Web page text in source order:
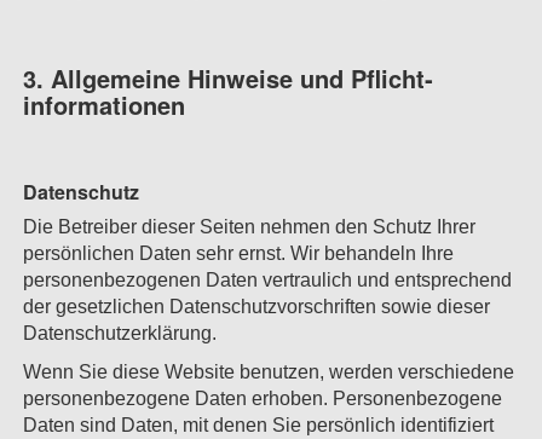
3. Allgemeine Hinweise und Pflicht­
informationen
Datenschutz
Die Betreiber dieser Seiten nehmen den Schutz Ihrer
persönlichen Daten sehr ernst. Wir behandeln Ihre
personenbezogenen Daten vertraulich und entsprechend
der gesetzlichen Datenschutzvorschriften sowie dieser
Datenschutzerklärung.
Wenn Sie diese Website benutzen, werden verschiedene
personenbezogene Daten erhoben. Personenbezogene
Daten sind Daten, mit denen Sie persönlich identifiziert